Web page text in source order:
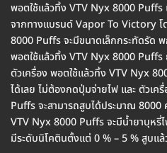
พอตใช้แล้วทิ้ง VTV Nyx 8000
จากทางแบรนด์ Vapor To Victory
8000 Puffs จะมีขนาดเล็กกระทัดรัด
พอตใช้แล้วทิ้ง VTV Nyx 8000 Puffs
ตัวเครื่อง พอตใช้แล้วทิ้ง VTV Nyx
ได้เลย ไม่ต้องกดปุ่มจ่ายไฟ และ ตัวเ
Puffs จะสามารถสูบได้ประมาณ 8000
VTV Nyx 8000 Puffs จะมีน้ำยาบุหรี่
มีระดับนิโคตินตั้งแต่ 0 % – 5 % สูบแ